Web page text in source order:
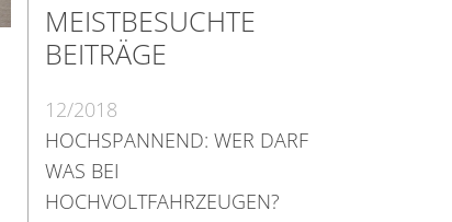
MEISTBESUCHTE
BEITRÄGE
12/2018
HOCHSPANNEND: WER DARF
WAS BEI
HOCHVOLTFAHRZEUGEN?